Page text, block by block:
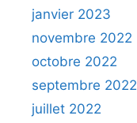
janvier 2023
novembre 2022
octobre 2022
septembre 2022
juillet 2022